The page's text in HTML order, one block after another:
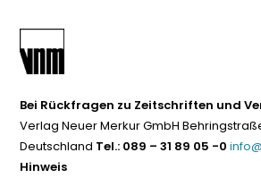
Bei Rückfragen zu Zeitschriften und
Verlag Neuer Merkur GmbH
Deutschland Tel.: 089 – 31 89 05 -0
Hinweis